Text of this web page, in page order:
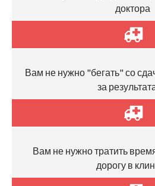
доктора
Вам не нужно "бегать" со
за
Вам не нужно тратить
дорогу в